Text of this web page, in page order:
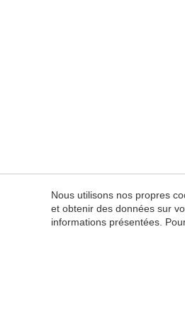
Nous utilisons nos propres
et obtenir des données sur
informations présentées.